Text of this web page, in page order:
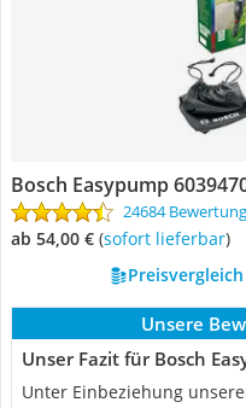
Bosch Easypump
24684
ab 54,00 € ( Sofort lieferbar)
Unsere
Unser Fazit für Bosch
Unter Einbeziehung